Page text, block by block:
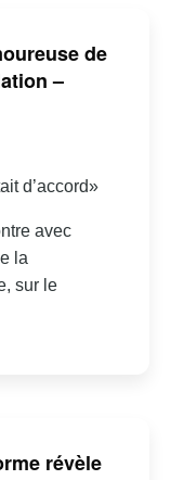
de
–
d’accord»
avec
la
sur le
révèle